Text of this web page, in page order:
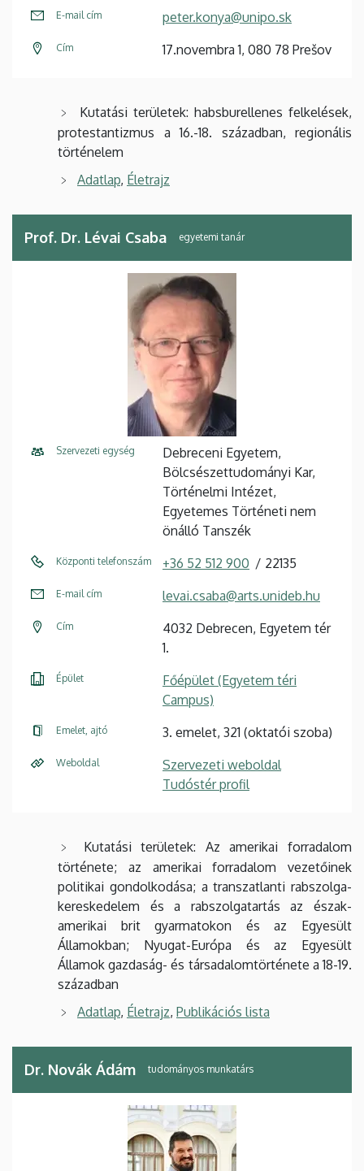
E-mail cím peter.konya@unipo.sk
Cím 17.novembra 1, 080 78 Prešov
Kutatási területek: habsburellenes felkelések,
protestantizmus a 16.-18. században, regionális
történelem
Adatlap, Életrajz
Prof. Dr. Lévai Csaba egyetemi tanár
Szervezeti egység
Debreceni Egyetem,
Bölcsészettudományi Kar,
Történelmi Intézet,
Egyetemes Történeti nem
önálló Tanszék
Központi telefonszám +36 52 512 900 22135
E-mail cím levai.csaba@arts.unideb.hu
Cím
4032 Debrecen, Egyetem tér
1.
Épület
Főépület (Egyetem téri
Campus)
Emelet, ajtó 3. emelet, 321 (oktatói szoba)
Weboldal
Szervezeti weboldal
Tudóstér profil
Kutatási területek: Az amerikai forradalom
története; az amerikai forradalom vezetőinek
politikai gondolkodása; a transzatlanti rabszolga-
kereskedelem és a rabszolgatartás az észak-
amerikai brit gyarmatokon és az Egyesült
Államokban; Nyugat-Európa és az Egyesült
Államok gazdaság- és társadalomtörténete a 18-19.
században
Adatlap, Életrajz, Publikációs lista
Dr. Novák Ádám tudományos munkatárs